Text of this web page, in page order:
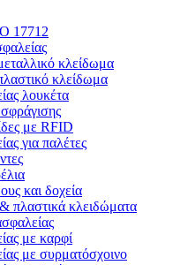
17712
κλείδωμα
κλείδωμα
λουκέτα
με RFID
για παλέτες
και δοχεία
πλαστικά κλειδώματα
με καρφί
με συρματόσχοινο